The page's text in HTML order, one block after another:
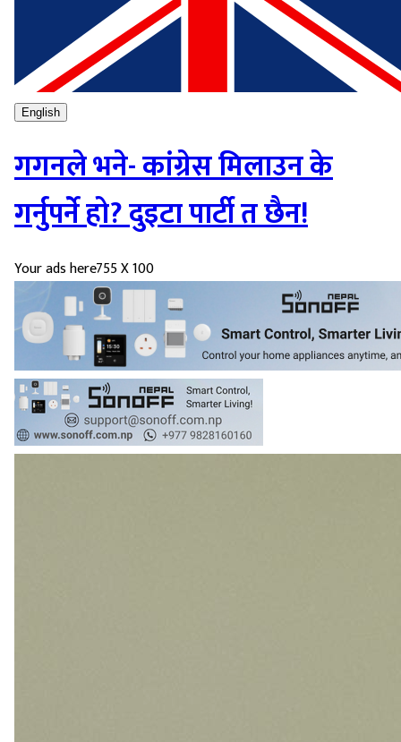
English
गगनले भने- कांग्रेस मिलाउन के
गर्नुपर्ने हो? दुइटा पार्टी त छैन!
Your ads here755 X 100